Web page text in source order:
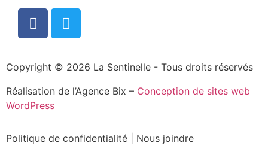
Copyright © 2026 La Sentinelle - Tous droits réservés
Réalisation de l’Agence Bix – Conception de sites web
WordPress
Politique de confidentialité Nous joindre